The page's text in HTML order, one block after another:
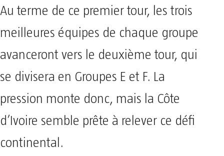
Au terme de ce premier tour, les trois
meilleures équipes de chaque groupe
avanceront vers le deuxième tour, qui
se divisera en Groupes E et F. La
pression monte donc, mais la Côte
d’Ivoire semble prête à relever ce défi
continental.